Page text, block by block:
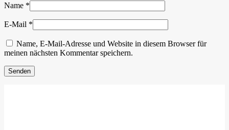
Name *
E-Mail *
Name, E-Mail-Adresse und Website in diesem Browser für
meinen nächsten Kommentar speichern.